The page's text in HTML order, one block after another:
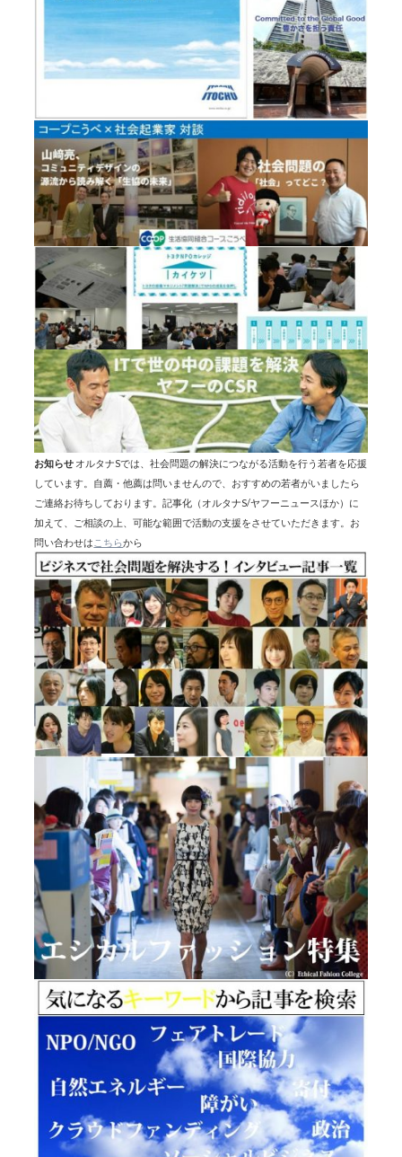
お知らせ オルタナSでは、社会問題の解決につながる活動を行う若者を応援
しています。自薦・他薦は問いませんので、おすすめの若者がいましたら
ご連絡お待ちしております。記事化（オルタナS/ヤフーニュースほか）に
加えて、ご相談の上、可能な範囲で活動の支援をさせていただきます。お
問い合わせは こちらから